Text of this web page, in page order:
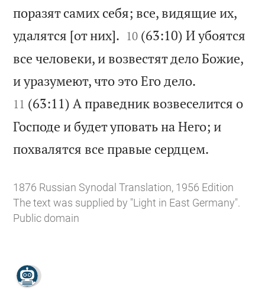
поразят самих себя; все, видящие их,
удалятся [от них]. 

10 (63:10) И убоятся
все человеки, и возвестят дело Божие,
и уразумеют, что это Его дело.
11 (63:11) А праведник возвеселится о
Господе и будет уповать на Него; и
похвалятся все правые сердцем.
1876 Russian Synodal Translation, 1956 Edition
The text was supplied by "Light in East Germany".
Public domain